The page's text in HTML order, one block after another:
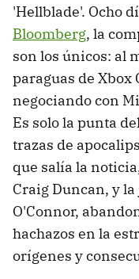
'Hellblade'. Ocho
Bloomberg, la
son los únicos: al
paraguas de Xbox
negociando con
Es solo la punta
trazas de
que salía la
Craig Duncan, y
O'Connor,
hachazos en la
orígenes y